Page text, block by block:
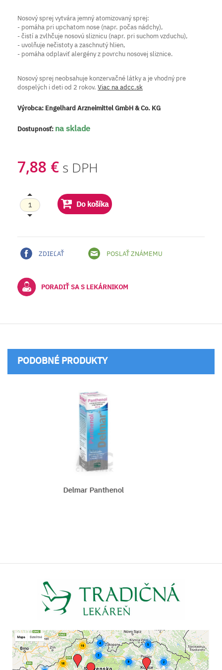
Nosový sprej vytvára jemný atomizovaný sprej:
- pomáha pri upchatom nose (napr. počas nádchy),
- čistí a zvlhčuje nosovú sliznicu (napr. pri suchom vzduchu),
- uvolňuje nečistoty a zaschnutý hlien,
- pomáha odplaviť alergény z povrchu nosovej sliznice.
Nosový sprej neobsahuje konzervačné látky a je vhodný pre
dospelých i deti od 2 rokov. Viac na adcc.sk
Výrobca: Engelhard Arzneimittel GmbH & Co. KG
Dostupnosť: na sklade
7,88 € s DPH
Do košíka
ZDIEĽAŤ POSLAŤ ZNÁMEMU
PORADIŤ SA S LEKÁRNIKOM
PODOBNÉ PRODUKTY
Delmar Panthenol